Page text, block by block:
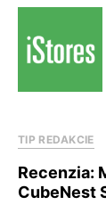
TIP REDAKCIE
Recenzia:
CubeNest